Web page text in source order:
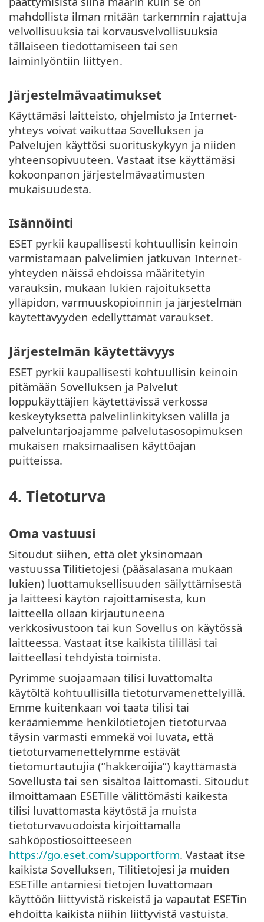
mahdollista ilman mitään tarkemmin rajattuja
velvollisuuksia tai korvausvelvollisuuksia
tällaiseen tiedottamiseen tai sen
laiminlyöntiin liittyen.
Järjestelmävaatimukset
Käyttämäsi laitteisto, ohjelmisto ja Internet-
yhteys voivat vaikuttaa Sovelluksen ja
Palvelujen käyttösi suorituskykyyn ja niiden
yhteensopivuuteen. Vastaat itse käyttämäsi
kokoonpanon järjestelmävaatimusten
mukaisuudesta.
Isännöinti
ESET pyrkii kaupallisesti kohtuullisin keinoin
varmistamaan palvelimien jatkuvan Internet-
yhteyden näissä ehdoissa määritetyin
varauksin, mukaan lukien rajoituksetta
ylläpidon, varmuuskopioinnin ja järjestelmän
käytettävyyden edellyttämät varaukset.
Järjestelmän käytettävyys
ESET pyrkii kaupallisesti kohtuullisin keinoin
pitämään Sovelluksen ja Palvelut
loppukäyttäjien käytettävissä verkossa
keskeytyksettä palvelinlinkityksen välillä ja
palveluntarjoajamme palvelutasosopimuksen
mukaisen maksimaalisen käyttöajan
puitteissa.
4. Tietoturva
Oma vastuusi
Sitoudut siihen, että olet yksinomaan
vastuussa Tilitietojesi (pääsalasana mukaan
lukien) luottamuksellisuuden säilyttämisestä
ja laitteesi käytön rajoittamisesta, kun
laitteella ollaan kirjautuneena
verkkosivustoon tai kun Sovellus on käytössä
laitteessa. Vastaat itse kaikista tililläsi tai
laitteellasi tehdyistä toimista.
Pyrimme suojaamaan tilisi luvattomalta
käytöltä kohtuullisilla tietoturvamenettelyillä.
Emme kuitenkaan voi taata tilisi tai
keräämiemme henkilötietojen tietoturvaa
täysin varmasti emmekä voi luvata, että
tietoturvamenettelymme estävät
tietomurtautujia (”hakkeroijia”) käyttämästä
Sovellusta tai sen sisältöä laittomasti. Sitoudut
ilmoittamaan ESETille välittömästi kaikesta
tilisi luvattomasta käytöstä ja muista
tietoturvavuodoista kirjoittamalla
sähköpostiosoitteeseen
https://go.eset.com/supportform. Vastaat itse
kaikista Sovelluksen, Tilitietojesi ja muiden
ESETille antamiesi tietojen luvattomaan
käyttöön liittyvistä riskeistä ja vapautat ESETin
ehdoitta kaikista niihin liittyvistä vastuista.